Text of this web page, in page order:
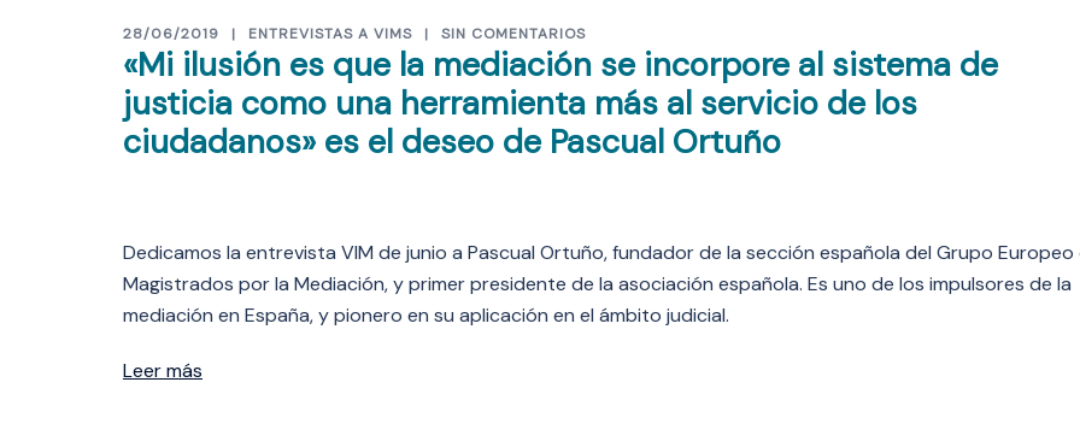
28/06/2019 ENTREVISTAS A VIMS SIN COMENTARIOS
«Mi ilusión es que la mediación se incorpore al sistema de
justicia como una herramienta más al servicio de los
ciudadanos» es el deseo de Pascual Ortuño
Dedicamos la entrevista VIM de junio a Pascual Ortuño, fundador de la sección española del Grupo Europeo
Magistrados por la Mediación, y primer presidente de la asociación española. Es uno de los impulsores de la
mediación en España, y pionero en su aplicación en el ámbito judicial.
Leer más